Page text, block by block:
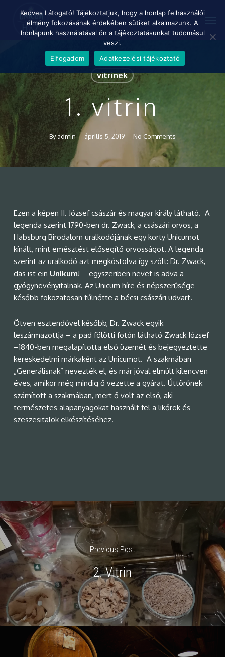
vitrinek
1. vitrin
By admin április 5, 2019 No Comments
Ezen a képen II. József császár és magyar király látható. A
legenda szerint 1790-ben dr. Zwack, a császári orvos, a
Habsburg Birodalom uralkodójának egy korty Unicumot
kínált, mint emésztést elősegítő orvosságot. A legenda
szerint az uralkodó azt megkóstolva így szólt: Dr. Zwack,
das ist ein Unikum! – egyszeriben nevet is adva a
gyógynövényitalnak. Az Unicum híre és népszerűsége
később fokozatosan túlnőtte a bécsi császári udvart.
Ötven esztendővel később, Dr. Zwack egyik
leszármazottja – a pad fölötti fotón látható Zwack József
–1840-ben megalapította első üzemét és bejegyeztette
kereskedelmi márkaként az Unicumot. A szakmában
„Generálisnak” nevezték el, és már jóval elmúlt kilencven
éves, amikor még mindig ő vezette a gyárat. Úttörőnek
számított a szakmában, mert ő volt az első, aki
természetes alapanyagokat használt fel a likőrök és
szeszesitalok elkészítéséhez.
Previous Post
2. Vitrin
Kedves Látogató! Tájékoztatjuk, hogy a honlap felhasználói
élmény fokozásának érdekében sütiket alkalmazunk. A
honlapunk használatával ön a tájékoztatásunkat tudomásul
veszi.
Elfogadom
Adatkezelési tájékoztató